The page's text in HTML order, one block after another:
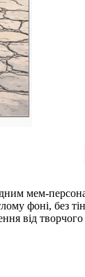
мем-
фоні, без
від